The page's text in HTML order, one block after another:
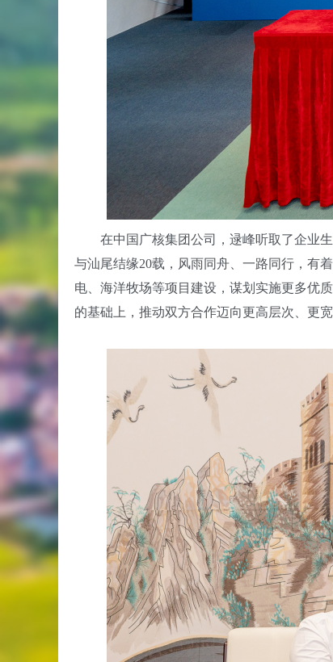
在中国广核集团公司，逯峰听取了企业生
与汕尾结缘20载，风雨同舟、一路同行，有
电、海洋牧场等项目建设，谋划实施更多优
的基础上，推动双方合作迈向更高层次、更